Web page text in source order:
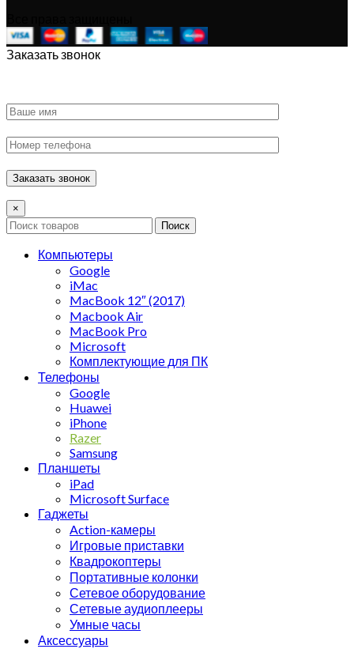
Заказать звонок
×
Поиск
Компьютеры
Google
iMac
MacBook 12″ (2017)
Macbook Air
MacBook Pro
Microsoft
Комплектующие для ПК
Телефоны
Google
Huawei
iPhone
Razer
Samsung
Планшеты
iPad
Microsoft Surface
Гаджеты
Action-камеры
Игровые приставки
Квадрокоптеры
Портативные колонки
Сетевое оборудование
Сетевые аудиоплееры
Умные часы
Аксессуары